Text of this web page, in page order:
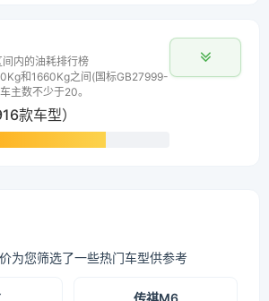
内的油耗排行榜
和1660Kg之间(国标GB27999-
主数不少于20。
款车型）
为您筛选了一些热门车型供参考